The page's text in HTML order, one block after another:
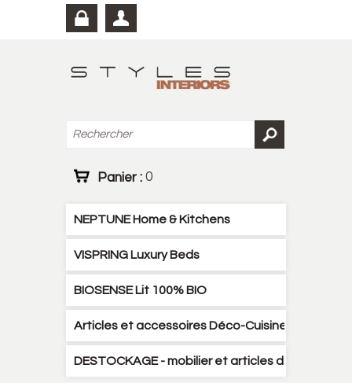
Panier : 0
NEPTUNE Home & Kitchens
VISPRING Luxury Beds
BIOSENSE Lit 100% BIO
Articles et accessoires Déco-Cuisine-Literies
DESTOCKAGE - mobilier et articles décoration